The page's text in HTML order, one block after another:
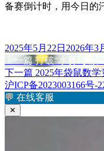
备赛倒计时，用今日的
发
于
2025年5月22日 2026年3
文
章
导
航
上一篇 上
篇
文
章：
打破“水赛”误解
下一篇 下
篇
文
2025年袋鼠数学
沪ICP备2023003166号-
💬 在线客服
✕